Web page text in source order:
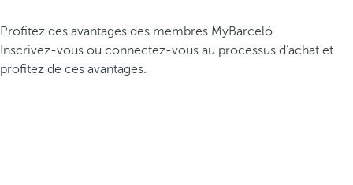
Profitez des avantages des membres MyBarceló
Inscrivez-vous ou connectez-vous au processus d’achat et
profitez de ces avantages.